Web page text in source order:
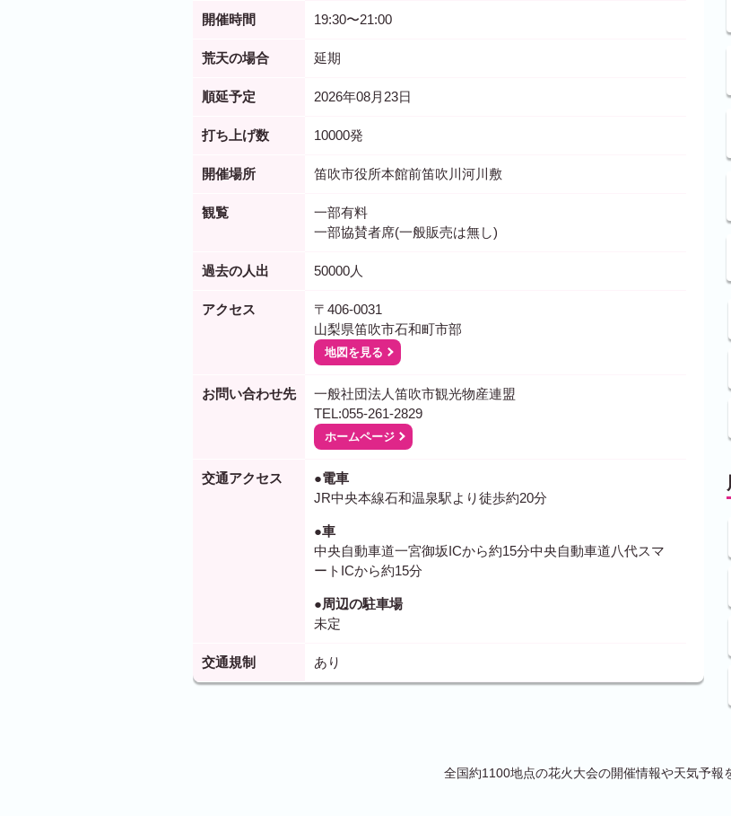
開催時間 19:30〜21:00
荒天の場合 延期
順延予定 2026年08月23日
打ち上げ数 10000発
開催場所 笛吹市役所本館前笛吹川河川敷
観覧
一部有料
一部協賛者席(一般販売は無し)
過去の人出 50000人
アクセス
〒406-0031
山梨県笛吹市石和町市部
地図を見る
お問い合わせ先
一般社団法人笛吹市観光物産連盟
TEL:055-261-2829
ホームページ
交通アクセス
●電車
JR中央本線石和温泉駅より徒歩約20分
●車
中央自動車道一宮御坂ICから約15分中央自動車道八代スマ
ートICから約15分
●周辺の駐車場
未定
交通規制 あり
全国約1100地点の花火大会の開催情報や天気予報